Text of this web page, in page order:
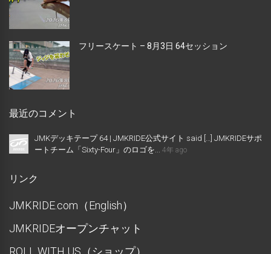
フリースケート – 8月3日 64セッション
最近のコメント
JMKデッキテープ 64 | JMKRIDE公式サイト said […] JMKRIDEサポ
ートチーム「Sixty-Four」のロゴを...
4年 ago
リンク
JMKRIDE.com（English）
JMKRIDEオープンチャット
ROLL WITH US（ショップ）